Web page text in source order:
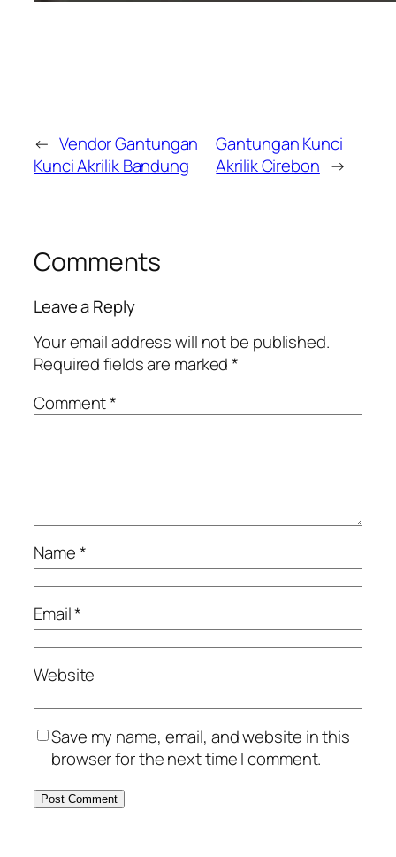
← Vendor Gantungan
Kunci Akrilik Bandung
Gantungan Kunci
Akrilik Cirebon →
Comments
Leave a Reply
Your email address will not be published.
Required fields are marked*
Comment*
Name*
Email*
Website
Save my name, email, and website in this
browser for the next time I comment.